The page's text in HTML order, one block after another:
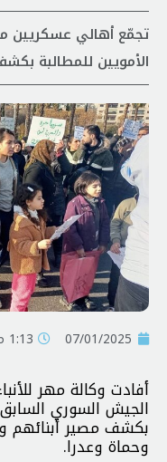
تجمّع أهالي عسكريين
الأمويين للمطالبة
07/01/2025 1:13 م
أفادت وكالة مهر
الجيش السوري
بكشف مصير أبنائهم
وحماة وعدرا.